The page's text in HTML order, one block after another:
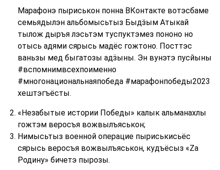
Марафонэ пыриськон понна ВКонтакте вотэсбаме
семьядылэн альбомысьтыз Быдӟым Атыкай
тылож дыръя лэсьтэм туспуктэмез пононо но
отысь адями сярысь мадёс гожтоно. Посттэс
ваньзы мед быгатозы адӟыны. Эн вунэтэ пусйыны
#вспомнимвсехпоименно
#многонациональнаяпобеда #марафонпобеды2023
хештэгъёсты.
«Незабытые истории Победы» калык альманахлы
гожтэм веросъя вожвылъяськон;
Нимысьтыз военной операцие пыриськисьёс
сярысь веросъя вожвылъяськон, кудъёсыз «Za
Родину» бичетэ пырозы.